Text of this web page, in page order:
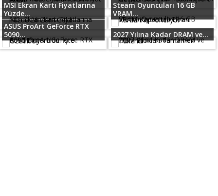
MSI Ekran Kartı Fiyatlarına
Yüzde...
Steam Oyuncuları 16 GB
VRAM...
ASUS ProArt GeForce RTX
5090...
2027 Yılına Kadar DRAM ve...